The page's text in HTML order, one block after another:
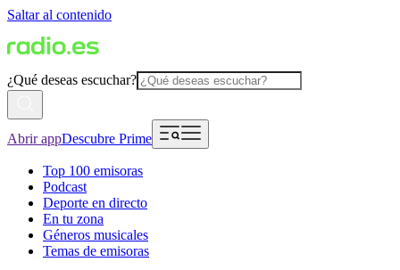
Saltar al contenido
¿Qué deseas escuchar?
Abrir appDescubre Prime
Top 100 emisoras
Podcast
Deporte en directo
En tu zona
Géneros musicales
Temas de emisoras